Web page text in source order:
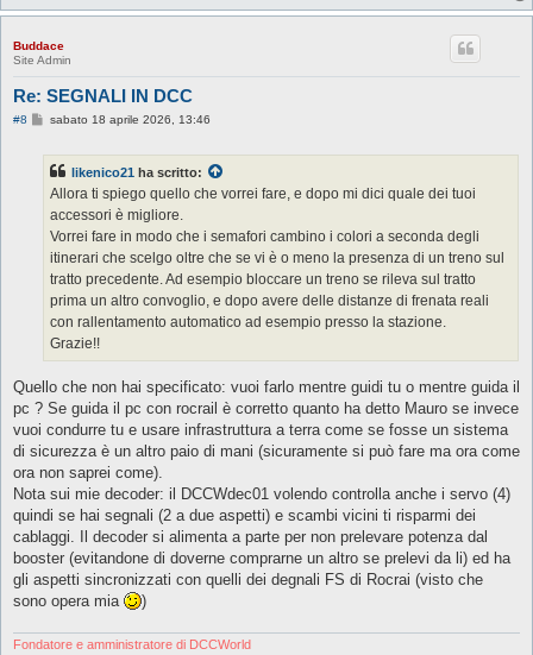
Buddace
Site Admin
Re: SEGNALI IN DCC
#8
M
a
o
sabato 18 aprile 2026, 13:46
likenico21 ha scritto:
Allora ti spiego quello che vorrei fare, e dopo mi dici quale dei tuoi
accessori è migliore.
Vorrei fare in modo che i semafori cambino i colori a seconda degli
itinerari che scelgo oltre che se vi è o meno la presenza di un treno sul
tratto precedente. Ad esempio bloccare un treno se rileva sul tratto
prima un altro convoglio, e dopo avere delle distanze di frenata reali
con rallentamento automatico ad esempio presso la stazione.
Grazie!!
Quello che non hai specificato: vuoi farlo mentre guidi tu o mentre guida il
pc ? Se guida il pc con rocrail è corretto quanto ha detto Mauro se invece
vuoi condurre tu e usare infrastruttura a terra come se fosse un sistema
di sicurezza è un altro paio di mani (sicuramente si può fare ma ora come
ora non saprei come).
Nota sui mie decoder: il DCCWdec01 volendo controlla anche i servo (4)
quindi se hai segnali (2 a due aspetti) e scambi vicini ti risparmi dei
cablaggi. Il decoder si alimenta a parte per non prelevare potenza dal
booster (evitandone di doverne comprarne un altro se prelevi da li) ed ha
gli aspetti sincronizzati con quelli dei degnali FS di Rocrai (visto che
sono opera mia
)
Fondatore e amministratore di DCCWorld